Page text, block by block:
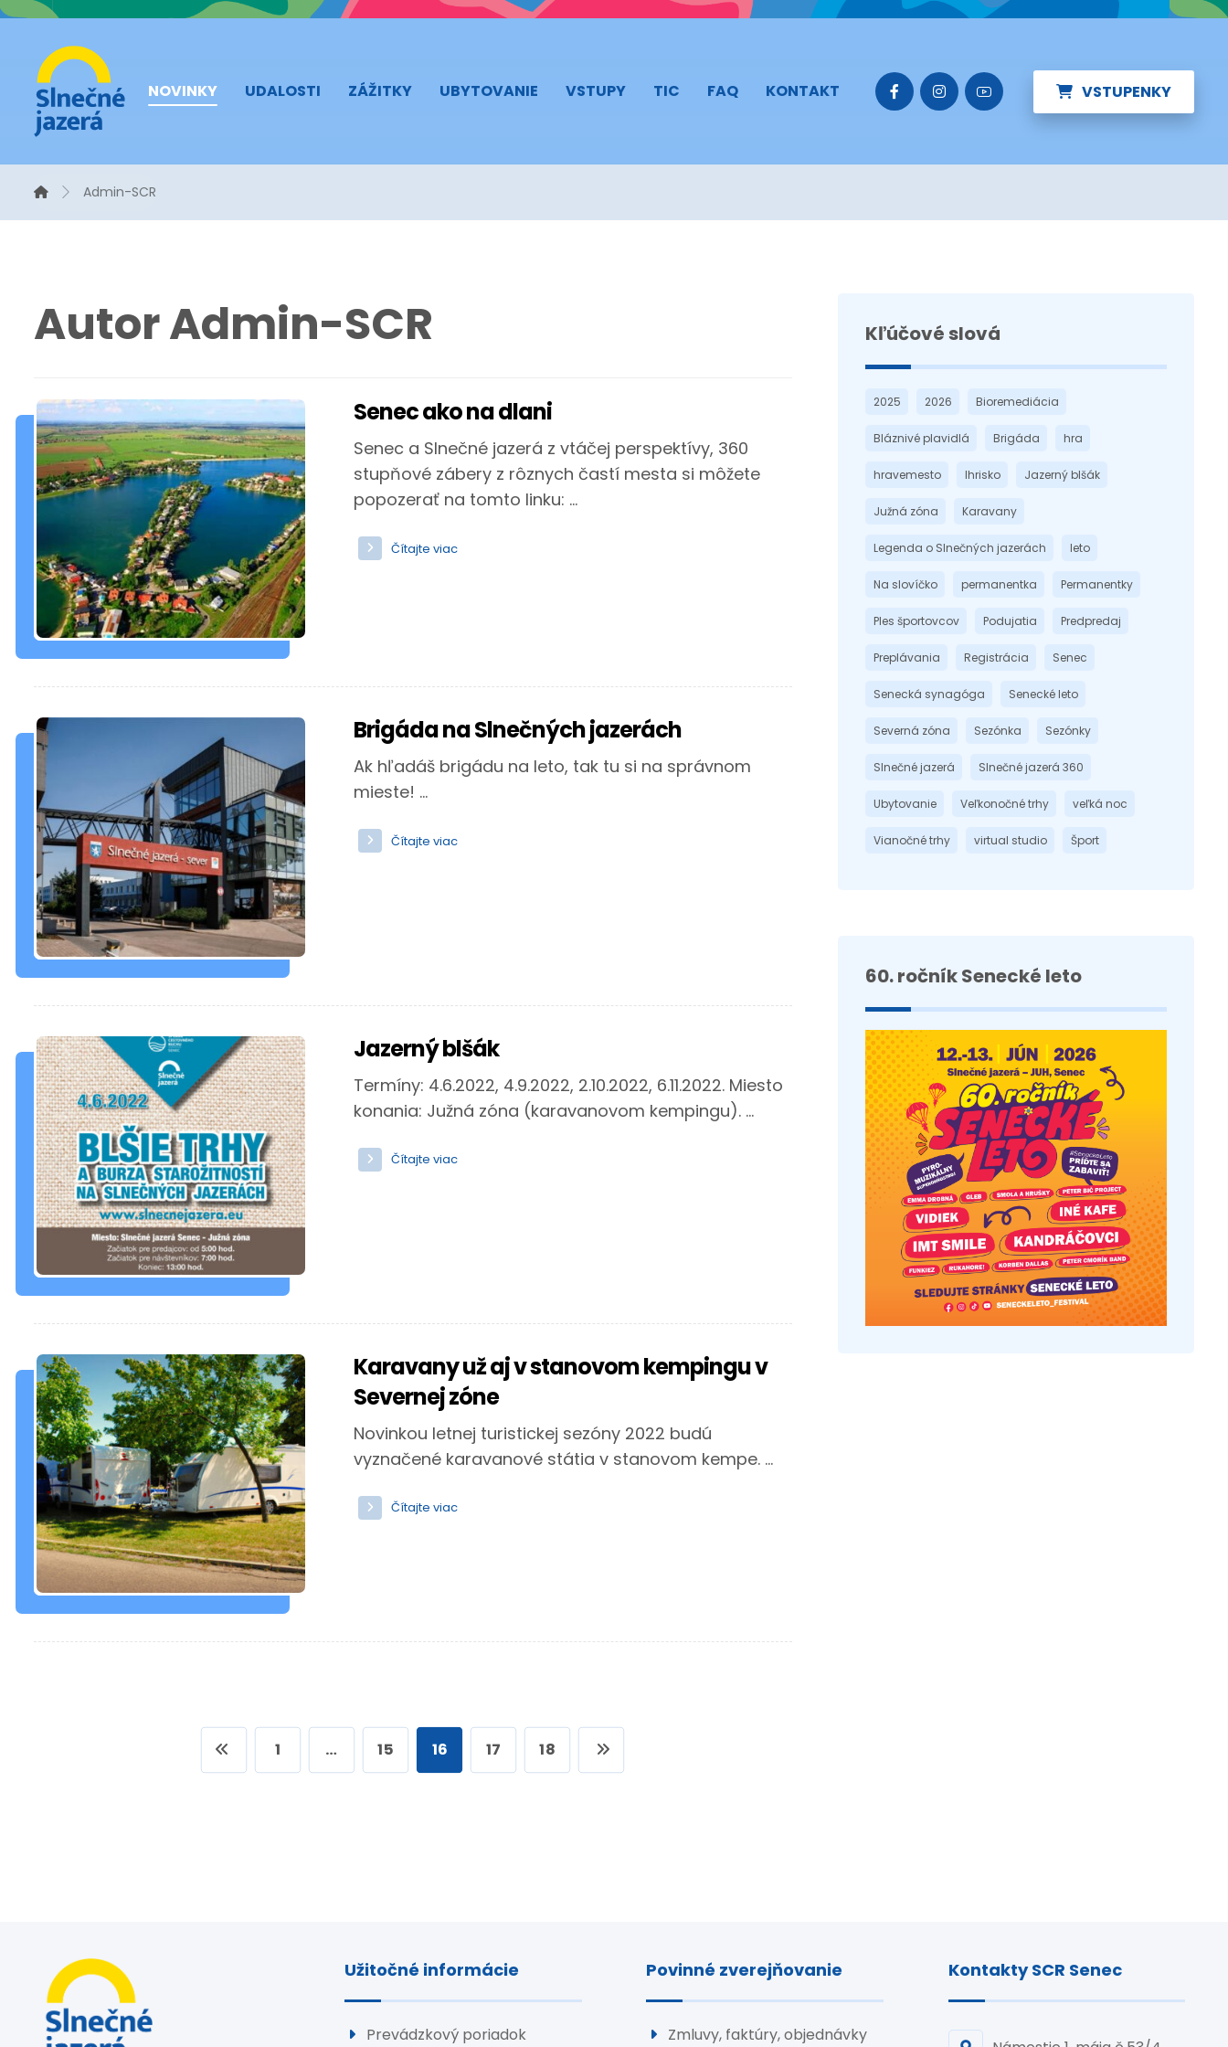
VSTUPENKY
NOVINKY UDALOSTI ZÁŽITKY UBYTOVANIE VSTUPY TIC FAQ KONTAKT
Admin-SCR
AutorAdmin-SCR
Senec ako na dlani
Senec a Slnečné jazerá z vtáčej perspektívy, 360
stupňové zábery z rôznych častí mesta si môžete
popozerať na tomto linku: ...
Čítajte viac
Brigáda na Slnečných jazerách
Ak hľadáš brigádu na leto, tak tu si na správnom
mieste! ...
Čítajte viac
Jazerný blšák
Termíny: 4.6.2022, 4.9.2022, 2.10.2022, 6.11.2022. Miesto
konania: Južná zóna (karavanovom kempingu). ...
Čítajte viac
Karavany už aj v stanovom kempingu v
Severnej zóne
Novinkou letnej turistickej sezóny 2022 budú
vyznačené karavanové státia v stanovom kempe. ...
Čítajte viac
1 … 15 16 17 18
Kľúčové slová
2025 2026 Bioremediácia
Bláznivé plavidlá Brigáda hra
hravemesto Ihrisko Jazerný blšák
Južná zóna Karavany
Legenda o Slnečných jazerách leto
Na slovíčko permanentka Permanentky
Ples športovcov Podujatia Predpredaj
Preplávania Registrácia Senec
Senecká synagóga Senecké leto
Severná zóna Sezónka Sezónky
Slnečné jazerá Slnečné jazerá 360
Ubytovanie Veľkonočné trhy veľká noc
Vianočné trhy virtual studio Šport
60. ročník Senecké leto
Užitočné informácie
Prevádzkový poriadok
Povinné zverejňovanie
Zmluvy, faktúry, objednávky
Kontakty SCR Senec